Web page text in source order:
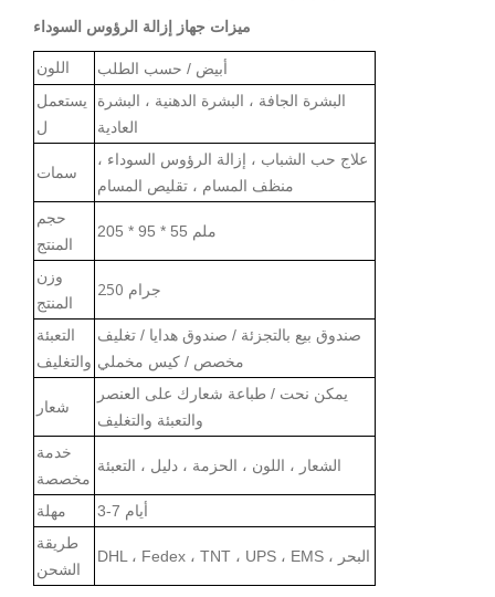
ميزات جهاز إزالة الرؤوس السوداء
اللون
أبيض / حسب الطلب
يستعمل
ل
البشرة الجافة ، البشرة الدهنية ، البشرة
العادية
سمات
علاج حب الشباب ، إزالة الرؤوس السوداء ،
منظف المسام ، تقليص المسام
حجم
المنتج
205 * 95 * 55 ملم
وزن
المنتج
250 جرام
التعبئة
والتغليف
صندوق بيع بالتجزئة / صندوق هدايا / تغليف
مخصص / كيس مخملي
شعار
يمكن نحت / طباعة شعارك على العنصر
والتعبئة والتغليف
خدمة
مخصصة
الشعار ، اللون ، الحزمة ، دليل ، التعبئة
مهلة
3-7 أيام
طريقة
الشحن
DHL ، Fedex ، TNT ، UPS ، EMS ، البحر